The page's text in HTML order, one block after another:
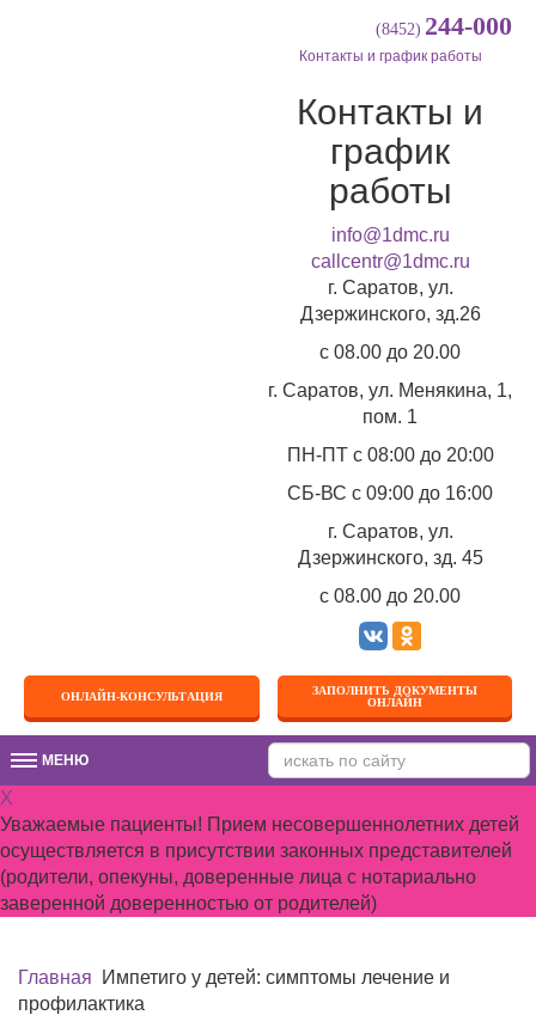
(8452) 244-000
Контакты и график работы
Контакты и
график
работы
info@1dmc.ru
callcentr@1dmc.ru
г. Саратов, ул.
Дзержинского, зд.26
c 08.00 до 20.00
г. Саратов, ул. Менякина, 1,
пом. 1
ПН-ПТс 08:00 до 20:00
СБ-ВС с 09:00 до 16:00
г. Саратов, ул.
Дзержинского, зд. 45
c 08.00 до 20.00
ОНЛАЙН-КОНСУЛЬТАЦИЯ
ЗАПОЛНИТЬ ДОКУМЕНТЫ
ОНЛАЙН
МЕНЮМЕНЮ
X
Уважаемые пациенты! Прием несовершеннолетних детей
осуществляется в присутствии законных представителей
(родители, опекуны, доверенные лица с нотариально
заверенной доверенностью от родителей)
Главная
Импетиго у детей: симптомы лечение и
профилактика